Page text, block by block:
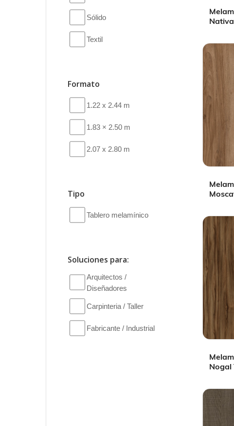
Sólido
Textil
Formato
1.22 x 2.44 m
1.83 × 2.50 m
2.07 x 2.80 m
Tipo
Tablero melamínico
Soluciones para:
Arquitectos /
Diseñadores
Carpinteria / Taller
Fabricante / Industrial
Nativa
Nogal